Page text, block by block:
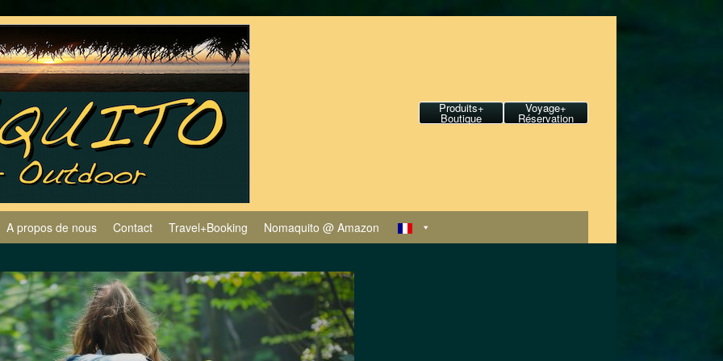
Produits+
Boutique
Voyage+
Réservation
A propos de nous Contact Travel+Booking Nomaquito @ Amazon